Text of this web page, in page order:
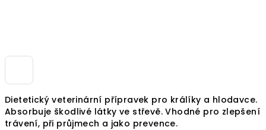
Dietetický veterinární přípravek pro králíky a hlodavce.
Absorbuje škodlivé látky ve střevě. Vhodné pro zlepšení
trávení, při průjmech a jako prevence.